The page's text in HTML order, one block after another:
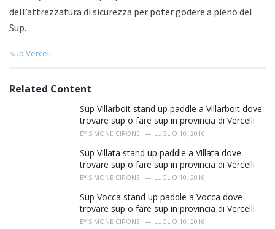
dell’attrezzatura di sicurezza per poter godere a pieno del
Sup.
C
e
Sup Vercelli
Related Content
Sup Villarboit stand up paddle a Villarboit dove
trovare sup o fare sup in provincia di Vercelli
BY SIMONE CIRONE LUGLIO 10, 2016
Sup Villata stand up paddle a Villata dove
trovare sup o fare sup in provincia di Vercelli
BY SIMONE CIRONE LUGLIO 10, 2016
Sup Vocca stand up paddle a Vocca dove
trovare sup o fare sup in provincia di Vercelli
BY SIMONE CIRONE LUGLIO 10, 2016